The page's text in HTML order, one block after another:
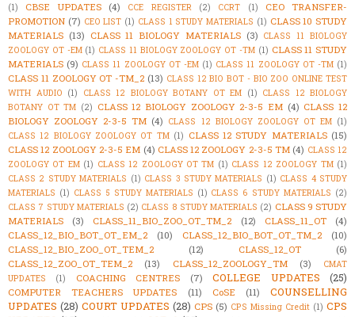
(1)
CBSE UPDATES (4) CCE REGISTER (2) CCRT (1)
CEO TRANSFER-
PROMOTION (7) CEO LIST (1) CLASS 1 STUDY MATERIALS (1) CLASS 10 STUDY
MATERIALS (13) CLASS 11 BIOLOGY MATERIALS (3) CLASS 11 BIOLOGY
ZOOLOGY OT -EM (1) CLASS 11 BIOLOGY ZOOLOGY OT -TM (1) CLASS 11 STUDY
MATERIALS (9) CLASS 11 ZOOLOGY OT -EM (1) CLASS 11 ZOOLOGY OT -TM (1)
CLASS 11 ZOOLOGY OT -TM_2 (13) CLASS 12 BIO BOT - BIO ZOO ONLINE TEST
WITH AUDIO (1) CLASS 12 BIOLOGY BOTANY OT EM (1) CLASS 12 BIOLOGY
BOTANY OT TM (2) CLASS 12 BIOLOGY ZOOLOGY 2-3-5 EM (4) CLASS 12
BIOLOGY ZOOLOGY 2-3-5 TM (4) CLASS 12 BIOLOGY ZOOLOGY OT EM (1)
CLASS 12 BIOLOGY ZOOLOGY OT TM (1) CLASS 12 STUDY MATERIALS (15)
CLASS 12 ZOOLOGY 2-3-5 EM (4) CLASS 12 ZOOLOGY 2-3-5 TM (4) CLASS 12
ZOOLOGY OT EM (1) CLASS 12 ZOOLOGY OT TM (1) CLASS 12 ZOOLOGY TM (1)
CLASS 2 STUDY MATERIALS (1) CLASS 3 STUDY MATERIALS (1) CLASS 4 STUDY
MATERIALS (1) CLASS 5 STUDY MATERIALS (1) CLASS 6 STUDY MATERIALS (2)
CLASS 7 STUDY MATERIALS (2) CLASS 8 STUDY MATERIALS (2) CLASS 9 STUDY
MATERIALS
(3) CLASS_11_BIO_ZOO_OT_TM_2 (12) CLASS_11_OT
(4)
CLASS_12_BIO_BOT_OT_EM_2
(10) CLASS_12_BIO_BOT_OT_TM_2
(10)
CLASS_12_BIO_ZOO_OT_TEM_2
(12) CLASS_12_OT
(6)
CLASS_12_ZOO_OT_TEM_2
(13) CLASS_12_ZOOLOGY_TM (3)
CMAT
UPDATES
(1) COACHING CENTRES (7) COLLEGE UPDATES (25)
COMPUTER TEACHERS UPDATES (11) CoSE (11)
COUNSELLING
UPDATES (28) COURT UPDATES (28) CPS (5) CPS Missing Credit (1) CPS